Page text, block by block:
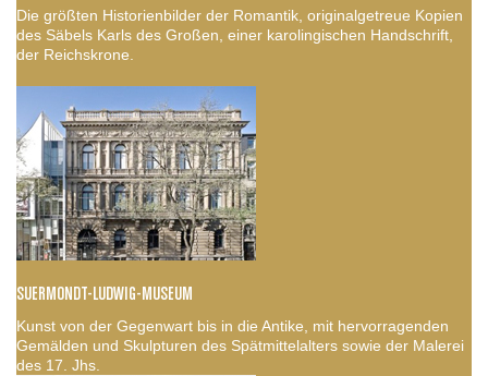
Die größten Historienbilder der Romantik, originalgetreue Kopien
des Säbels Karls des Großen, einer karolingischen Handschrift,
der Reichskrone.
SUERMONDT-LUDWIG-MUSEUM
Kunst von der Gegenwart bis in die Antike, mit hervorragenden
Gemälden und Skulpturen des Spätmittelalters sowie der Malerei
des 17. Jhs.